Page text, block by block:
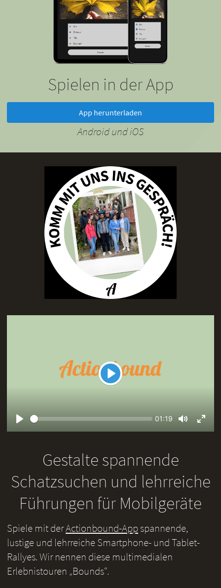
Spielen in der App
App herunterladen
Android und iOS
Play
Seek
Current
01:19
Mute
Gestalte spannende
Schatzsuchen und lehrreiche
Führungen für Mobilgeräte
Spiele mit derActionbound-Appspannende,
lustige und lehrreiche Smartphone- und Tablet-
Rallyes. Wir nennen diese multimedialen
Erlebnistouren „Bounds“.